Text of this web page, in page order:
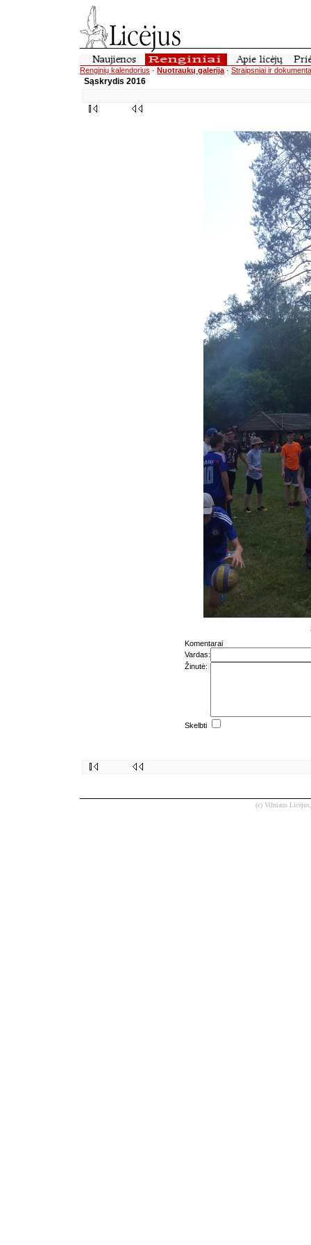
Renginių kalendorius · Nuotraukų galerija · Straipsniai ir
Sąskrydis 2016
Komentarai
Vardas:
Žinutė:
Skelbti
(c) Vilniaus